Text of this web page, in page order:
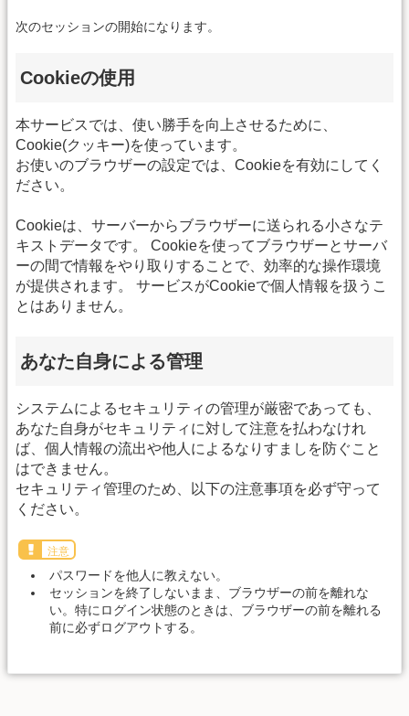
次のセッションの開始になります。
Cookieの使用
本サービスでは、使い勝手を向上させるために、
Cookie(クッキー)を使っています。
お使いのブラウザーの設定では、Cookieを有効にしてく
ださい。
Cookieは、サーバーからブラウザーに送られる小さなテ
キストデータです。 Cookieを使ってブラウザーとサーバ
ーの間で情報をやり取りすることで、効率的な操作環境
が提供されます。 サービスがCookieで個人情報を扱うこ
とはありません。
あなた自身による管理
システムによるセキュリティの管理が厳密であっても、
あなた自身がセキュリティに対して注意を払わなけれ
ば、個人情報の流出や他人によるなりすましを防ぐこと
はできません。
セキュリティ管理のため、以下の注意事項を必ず守って
ください。
注意
パスワードを他人に教えない。
セッションを終了しないまま、ブラウザーの前を離れな
い。特にログイン状態のときは、ブラウザーの前を離れる
前に必ずログアウトする。